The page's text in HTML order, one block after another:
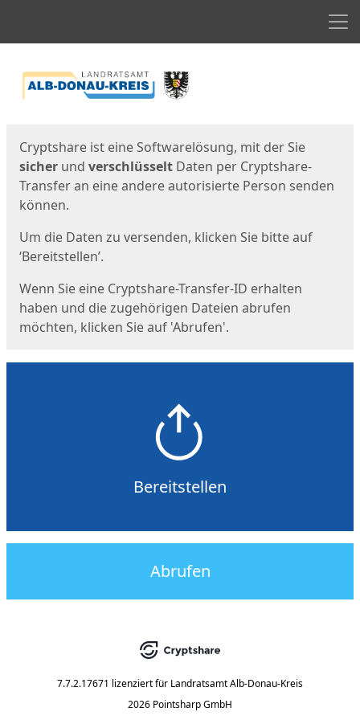
Cryptshare ist eine Softwarelösung, mit der Sie
sicher und verschlüsselt Daten per Cryptshare-
Transfer an eine andere autorisierte Person senden
können.
Um die Daten zu versenden, klicken Sie bitte auf
‘Bereitstellen’.
Wenn Sie eine Cryptshare-Transfer-ID erhalten
haben und die zugehörigen Dateien abrufen
möchten, klicken Sie auf 'Abrufen'.
Bereitstellen
Abrufen
7.7.2.17671 lizenziert für Landratsamt Alb-Donau-Kreis
2026 Pointsharp GmbH